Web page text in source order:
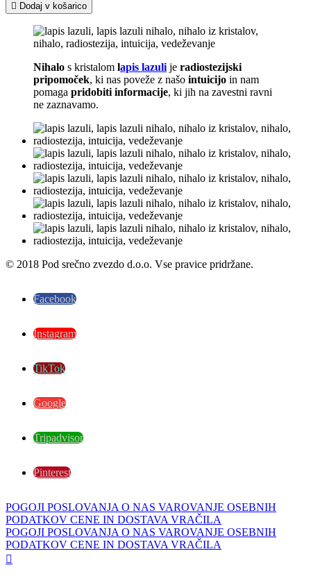
 Dodaj v košarico
Nihalo s kristalom lapis lazulije radiostezijski
pripomoček, ki nas poveže z našo intuicijo in nam
pomaga pridobiti informacije, ki jih na zavestni ravni
ne zaznavamo.
© 2018 Pod srečno zvezdo d.o.o. Vse pravice pridržane.
Facebook
Instagram
TikTok
Google
Tripadvisor
Pinterest
POGOJI POSLOVANJA O NAS VAROVANJE OSEBNIH
PODATKOV CENE IN DOSTAVA VRAČILA
POGOJI POSLOVANJA O NAS VAROVANJE OSEBNIH
PODATKOV CENE IN DOSTAVA VRAČILA
